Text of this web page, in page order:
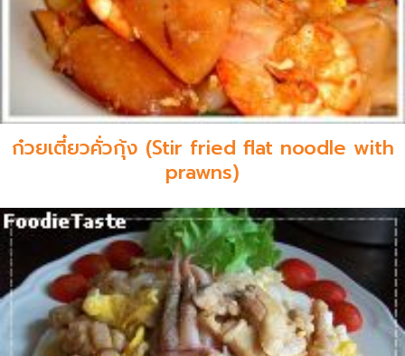
ก๋วยเตี๋ยวคั่วกุ้ง (Stir fried flat noodle with
prawns)